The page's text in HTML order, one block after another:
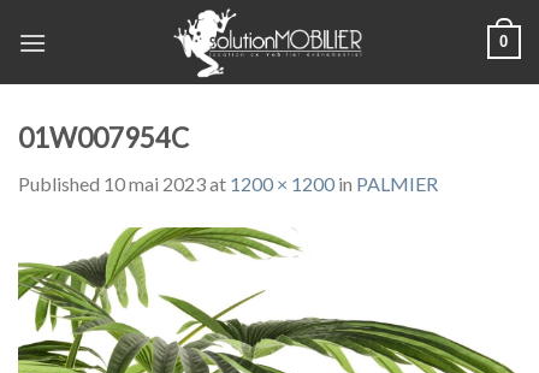
0
01W007954C
Published 10 mai 2023at 1200 × 1200 in PALMIER